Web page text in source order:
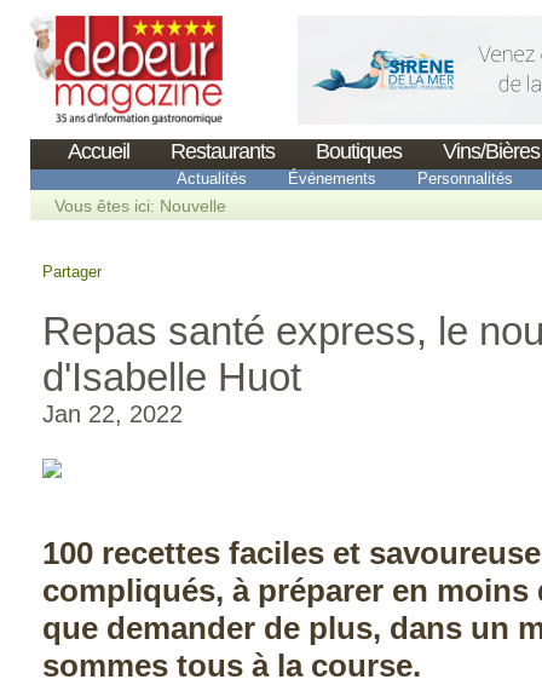
Accueil Restaurants Boutiques Vins/Bières
Actualités Événements Personnalités
Vous êtes ici: Nouvelle
Partager
Repas santé express, le
d'Isabelle Huot
Jan 22, 2022
100 recettes faciles et
compliqués, à préparer en moins
que demander de plus, dans un
sommes tous à la course.